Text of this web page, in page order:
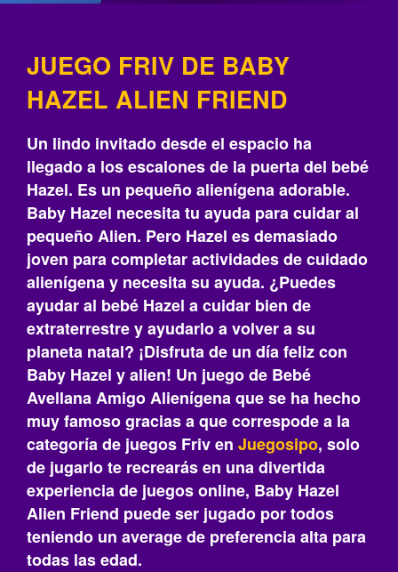
JUEGO FRIV DE BABY
HAZEL ALIEN FRIEND
Un lindo invitado desde el espacio ha
llegado a los escalones de la puerta del bebé
Hazel. Es un pequeño alienígena adorable.
Baby Hazel necesita tu ayuda para cuidar al
pequeño Alien. Pero Hazel es demasiado
joven para completar actividades de cuidado
alienígena y necesita su ayuda. ¿Puedes
ayudar al bebé Hazel a cuidar bien de
extraterrestre y ayudarlo a volver a su
planeta natal? ¡Disfruta de un día feliz con
Baby Hazel y alien! Un juego de Bebé
Avellana Amigo Alienígena que se ha hecho
muy famoso gracias a que correspode a la
categoría de juegos Friv en Juegosipo, solo
de jugarlo te recrearás‎ en una divertida
experiencia de juegos online, Baby Hazel
Alien Friend puede ser jugado por todos
teniendo un average de preferencia alta para
todas las edad.